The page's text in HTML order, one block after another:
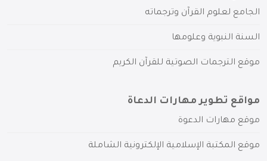
الجامع لعلوم القرآن وترجماته
السنة النبوية وعلومها
موقع الترجمات الصوتية للقرآن الكريم
مواقع تطوير مهارات الدعاة
موقع مهارات الدعوة
موقع المكتبة الإسلامية الإلكترونية الشاملة